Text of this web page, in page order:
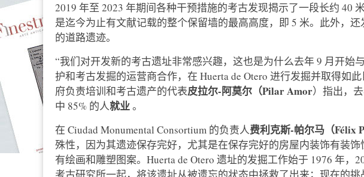
2019 年至 2023 年期间各种干预措施的考古发现揭示了一段长约 40
是迄今为止有文献记载的整个保留墙的最高高度，即 5 米。此外，
的道路遗迹。
“我们对开发新的考古遗址非常感兴趣，这也是为什么去年 9 月开始
护和考古发掘的运营商合作，在 Huerta de Otero 进行发掘并取得如
府负责培训和考古遗产的代表皮拉尔-阿莫尔（Pilar Amor）指出，
中 85% 的人就业。
在 Ciudad Monumental Consortium 的负责人费利克斯-帕尔马（Félix
殊性，因为其遗迹保存完好，尤其是在保存完好的房屋内装饰有装
有绘画和雕塑图案。Huerta de Otero 遗址的发掘工作始于 1976 年，